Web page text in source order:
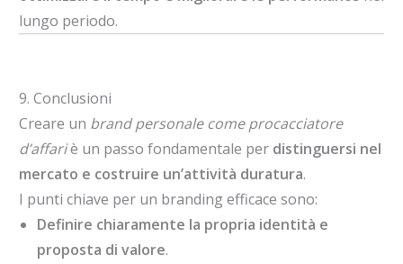
lungo periodo.
9. Conclusioni
Creare un brand personale come procacciatore
d’affariè un passo fondamentale per distinguersi nel
mercato e costruire un’attività duratura.
I punti chiave per un branding efficace sono:
Definire chiaramente la propria identità e
proposta di valore.